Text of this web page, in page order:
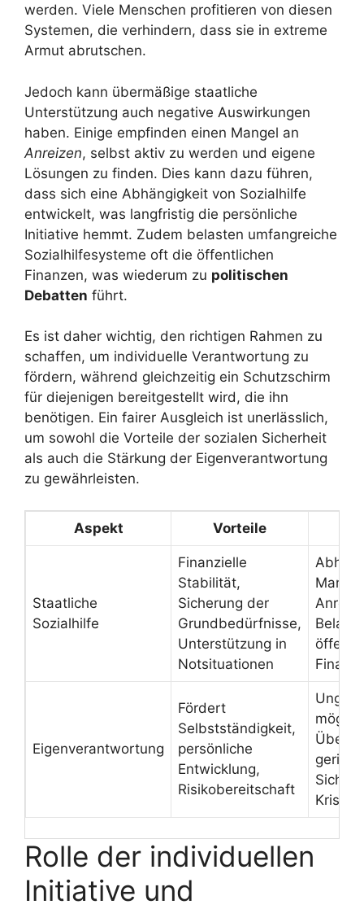
werden. Viele Menschen profitieren von diesen
Systemen, die verhindern, dass sie in extreme
Armut abrutschen.
Jedoch kann übermäßige staatliche
Unterstützung auch negative Auswirkungen
haben. Einige empfinden einen Mangel an
Anreizen, selbst aktiv zu werden und eigene
Lösungen zu finden. Dies kann dazu führen,
dass sich eine Abhängigkeit von Sozialhilfe
entwickelt, was langfristig die persönliche
Initiative hemmt. Zudem belasten umfangreiche
Sozialhilfesysteme oft die öffentlichen
Finanzen, was wiederum zu politischen
Debatten führt.
Es ist daher wichtig, den richtigen Rahmen zu
schaffen, um individuelle Verantwortung zu
fördern, während gleichzeitig ein Schutzschirm
für diejenigen bereitgestellt wird, die ihn
benötigen. Ein fairer Ausgleich ist unerlässlich,
um sowohl die Vorteile der sozialen Sicherheit
als auch die Stärkung der Eigenverantwortung
zu gewährleisten.
Aspekt Vorteile
Staatliche
Sozialhilfe
Finanzielle
Stabilität,
Sicherung der
Grundbedürfnisse,
Unterstützung in
Notsituationen
Eigenverantwortung
Fördert
Selbstständigkeit,
persönliche
Entwicklung,
Risikobereitschaft
Rolle der individuellen
Initiative und